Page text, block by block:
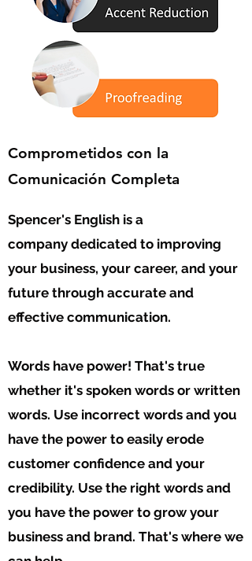
Comprometidos con la
Comunicación Completa
Spencer's English is a
company dedicated to improving
your business, your career, and your
future through accurate and
effective communication.
Words have power! That's true
whether it's spoken words or written
words. Use incorrect words and you
have the power to easily erode
customer confidence and your
credibility. Use the right words and
you have the power to grow your
business and brand. That's where we